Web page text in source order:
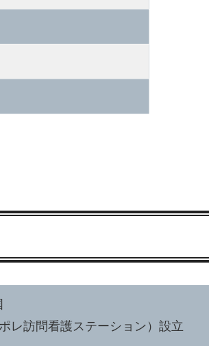
レ訪問看護ステーション）設立